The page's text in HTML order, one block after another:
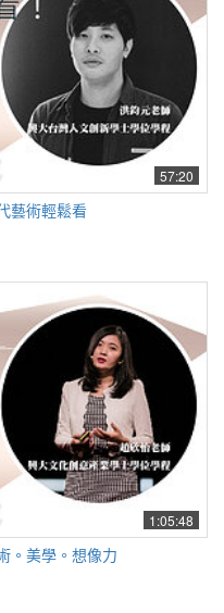
57:20
藝術輕鬆看
1:05:48
。美學。想像力